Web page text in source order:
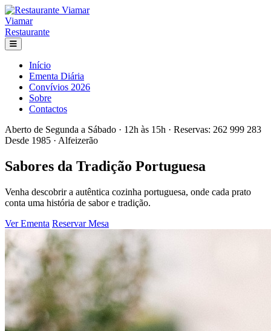
Viamar
Restaurante
Início
Ementa Diária
Convívios 2026
Sobre
Contactos
Aberto de Segunda a Sábado · 12h às 15h · Reservas: 262 999 283
Desde 1985 · Alfeizerão
Sabores da Tradição Portuguesa
Venha descobrir a autêntica cozinha portuguesa, onde cada prato
conta uma história de sabor e tradição.
Ver Ementa Reservar Mesa